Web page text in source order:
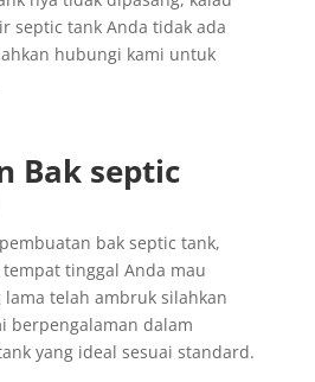
septic tank Anda tidak ada
hubungi kami untuk
Bak septic
bak septic tank,
tinggal Anda mau
telah ambruk silahkan
berpengalaman dalam
yang ideal sesuai standard.